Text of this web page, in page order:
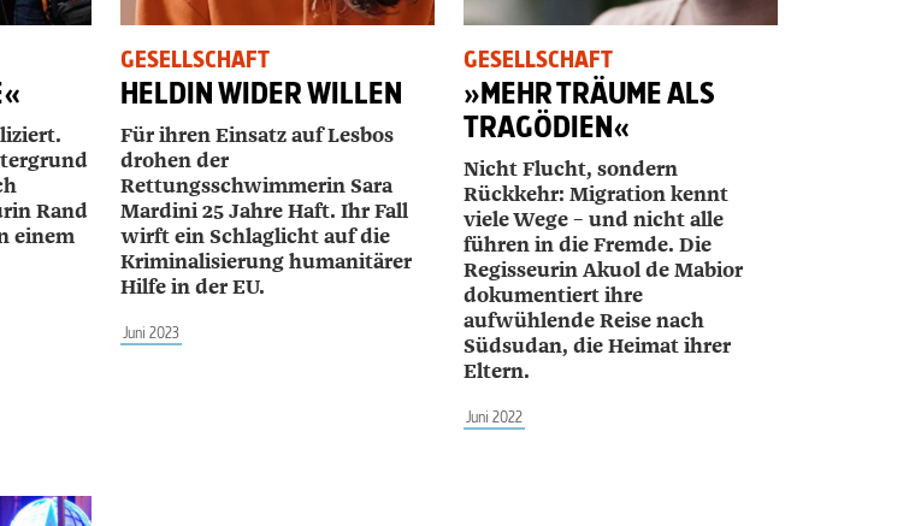
Rand
einem
GESELLSCHAFT
HELDIN WIDER WILLEN
Für ihren Einsatz auf Lesbos
drohen der
Rettungsschwimmerin Sara
Mardini 25 Jahre Haft. Ihr Fall
wirft ein Schlaglicht auf die
Kriminalisierung humanitärer
Hilfe in der EU.
Juni 2023
GESELLSCHAFT
»MEHR TRÄUME ALS
TRAGÖDIEN«
Nicht Flucht, sondern
Rückkehr: Migration kennt
viele Wege – und nicht alle
führen in die Fremde. Die
Regisseurin ­Akuol de Mabior
dokumentiert ihre
aufwühlende Reise nach
Südsudan, die Heimat ihrer
Eltern.
Juni 2022